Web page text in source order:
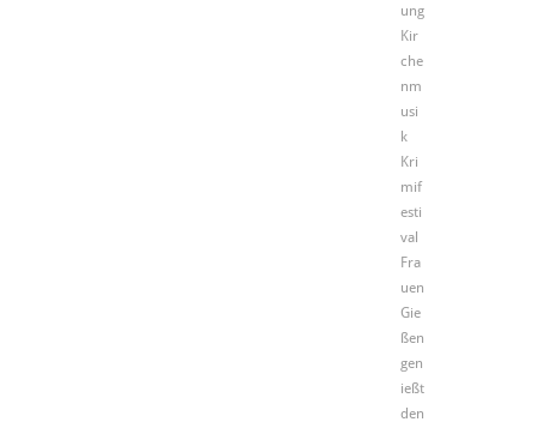
ung
Kir
che
nm
usi
k
Kri
mif
esti
val
Fra
uen
Gie
ßen
gen
ießt
den